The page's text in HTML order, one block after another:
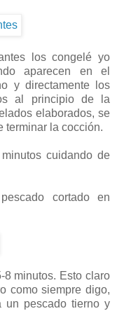
los congelé yo
aparecen en el
y directamente los
al principio de la
elaborados, se
terminar la cocción.
cuidando de
cortado en
8 minutos. Esto claro
como siempre digo,
un pescado tierno y